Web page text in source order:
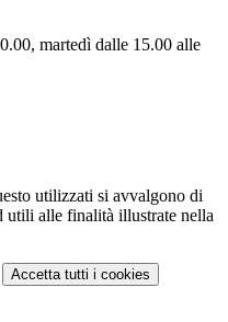
martedì dalle 15.00 alle
utilizzati si avvalgono di
utili alle finalità illustrate nella
Accetta tutti i cookies